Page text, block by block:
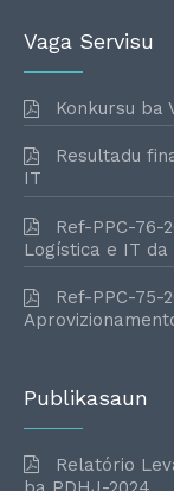
Vaga Servisu
Konkursu ba
Resultadu
IT
Ref-PPC-76-
Logística e IT da
Ref-PPC-75-
Publikasaun
Relatório